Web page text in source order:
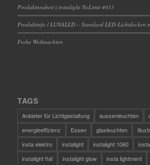
Produktneuheit | instalight NoLimit 4033
Produktinfo / LUNALED – Standard LED-Lichtdecken
Frohe Weihnachten
TAGS
Anbieter für Lichtgestaltung aussenleuchten
energieeffizienz
Essen glasleuchten
insta elektro
instalight instalight 1060
instalight flat
instalight glow insta lightment